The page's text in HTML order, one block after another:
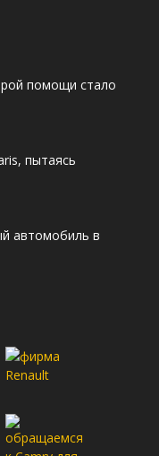
помощи стало
пытаясь
автомобиль в